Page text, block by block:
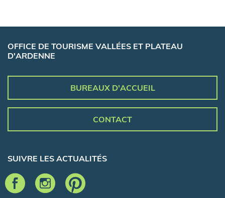
OFFICE DE TOURISME VALLÉES ET PLATEAU
D'ARDENNE
BUREAUX D'ACCUEIL
CONTACT
SUIVRE LES ACTUALITÉS